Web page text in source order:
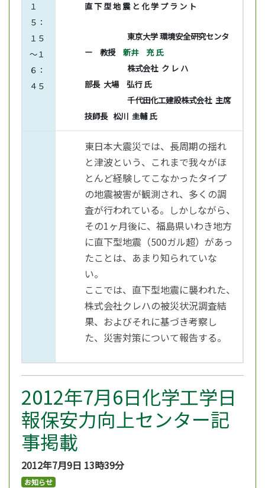
１
５：
１５
～１
６：
４５
直 下 型 地 震 と 化 学 プ ラ ン ト
東京大学 環境安全研究センタ
ー 教授 新井 充 氏
株式会社 ク レ ハ
部長 大場 弘行 氏
千代田化工建設株式会社 主席
技師長 松川 圭輔 氏
東日本大震災では、長周期の揺れ
と津波という、これまで我々がほ
とんど経験してこなかったタイプ
の地震被害が観測され、多くの調
査が行われている。しかしながら、
その1ヶ月後に、福島県いわき地方
に直下型地震（500ガル超）があっ
たことは、あまり知られていな
い。
ここでは、直下型地震に襲われた、
株式会社クレハの被災状況調査結
果、およびそれに基づき考察し
た、災害対策について報告する。
2012年7月6日化学工学日
報保安力向上センター記
事掲載
2012年7月9日 13時39分
お知らせ